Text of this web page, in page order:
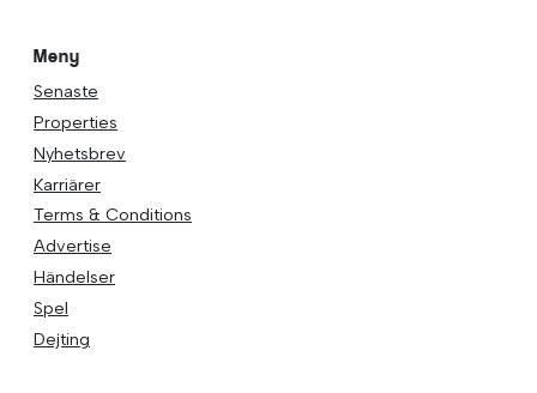
Meny
Senaste
Properties
Nyhetsbrev
Karriärer
Terms & Conditions
Advertise
Händelser
Spel
Dejting